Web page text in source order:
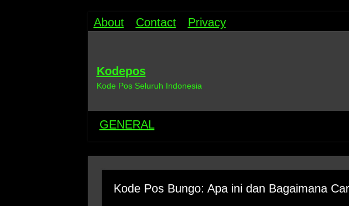
About Contact Privacy
Kodepos
Kode Pos Seluruh Indonesia
GENERAL
Kode Pos Bungo: Apa ini dan Bagaimana